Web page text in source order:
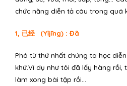
chức năng diễn tả câu trong quá
1, 已经 （Yǐjīng) : Đã
Phó từ thứ nhất chúng ta học
khứ.Ví dụ như tôi đã lấy hàng rồi,
làm xong bài tập rồi…